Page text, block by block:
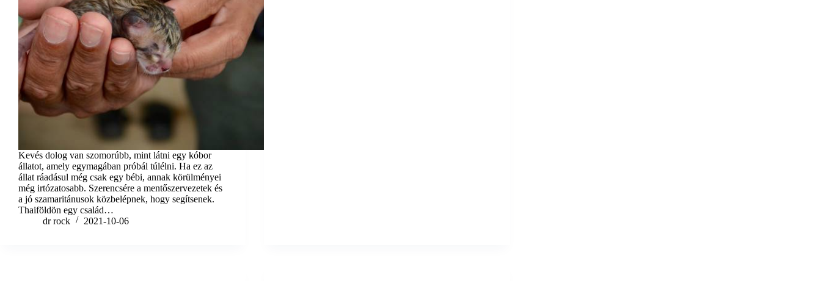
Kevés dolog van szomorúbb, mint látni egy kóbor
állatot, amely egymagában próbál túlélni. Ha ez az
állat ráadásul még csak egy bébi, annak körülményei
még irtózatosabb. Szerencsére a mentőszervezetek és
a jó szamaritánusok közbelépnek, hogy segítsenek.
Thaiföldön egy család…
dr rock
2021-10-06